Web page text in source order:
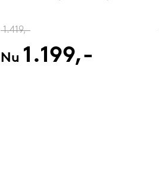
1.419,-
Nu 1.199,-